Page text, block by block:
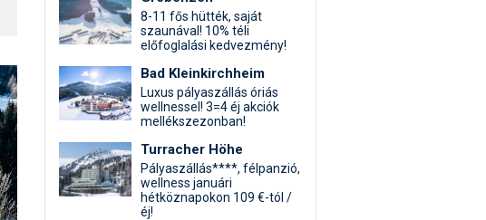
8-11 fős hütték, saját
szaunával! 10% téli
előfoglalási kedvezmény!
Bad Kleinkirchheim
Luxus pályaszállás óriás
wellnessel! 3=4 éj akciók
mellékszezonban!
Turracher Höhe
Pályaszállás****, félpanzió,
wellness januári
hétköznapokon 109 €-tól /
éj!